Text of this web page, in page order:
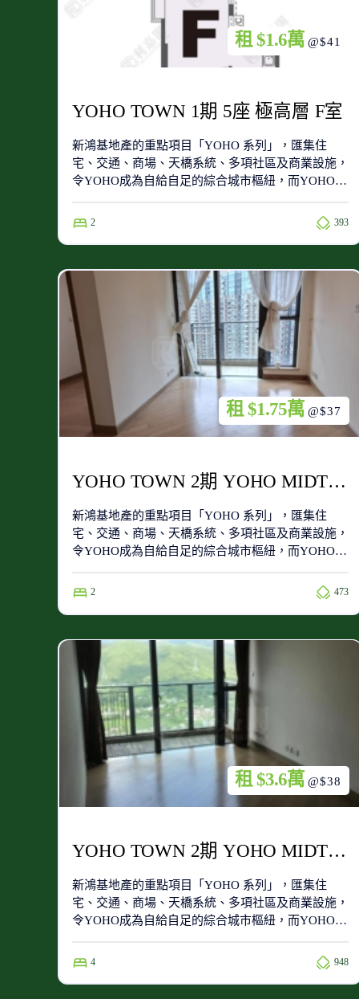
YOHO TOWN 1期 5座 極高層 F室
新鴻基地產的重點項目「YOHO 系列」，匯集住
宅、交通、商場、天橋系統、多項社區及商業設施，
令YOHO成為自給自足的綜合城市樞紐，而YOHO
Town屬於第一期的住宅項目，位於整個項目的南
端，附近有同系屋苑新元朗中心、YOHO Midtown及
2 393
租 $1.6萬 @$41
YOHO TOWN 2期 YOHO MIDTOWN 8座 高層 A室
新鴻基地產的重點項目「YOHO 系列」，匯集住
宅、交通、商場、天橋系統、多項社區及商業設施，
令YOHO成為自給自足的綜合城市樞紐，而YOHO
端，附近有同系屋苑新元朗中心、YOHO Midtown及
2 473
租 $1.75萬 @$37
YOHO TOWN 2期 YOHO MIDTOWN 8座 高層 E室
新鴻基地產的重點項目「YOHO 系列」，匯集住
宅、交通、商場、天橋系統、多項社區及商業設施，
令YOHO成為自給自足的綜合城市樞紐，而YOHO
端，附近有同系屋苑新元朗中心、YOHO Midtown及
4 948
租 $3.6萬 @$38